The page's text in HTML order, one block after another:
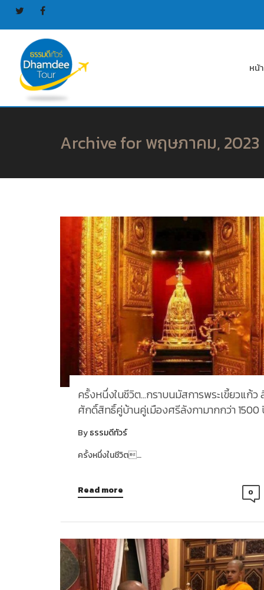
หน้
Archive for พฤษภาคม, 2023
ครั้งหนึ่งในชีวิต…กราบนมัสการพระเขี้ยวแก้ว
ศักดิ์สิทธิ์คู่บ้านคู่เมืองศรีลังกามากกว่า 1500
Byธรรมดีทัวร์
ครั้งหนึ่งในชีวิต…
Read more 0